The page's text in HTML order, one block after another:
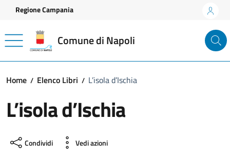
Vai ai contenuti
Vai al footer
Regione Campania
Comune di Napoli
Home Elenco Libri L’isola d’Ischia
L’isola d’Ischia
Condividi Vedi azioni